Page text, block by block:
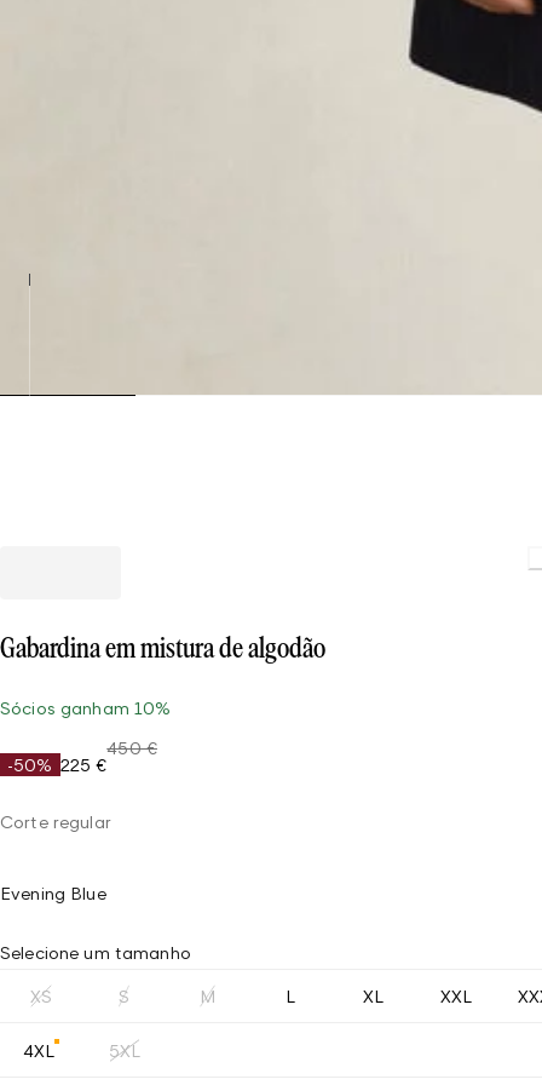
Gabardina em mistura de algodão
Sócios ganham 10%
-50% 225 €
450 €
Corte regular
Evening Blue
Selecione um tamanho
XS S M L XL XXL
4XL 5XL